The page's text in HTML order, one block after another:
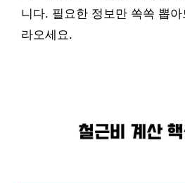
니다. 필요한 정보만 쏙쏙 뽑
라오세요.